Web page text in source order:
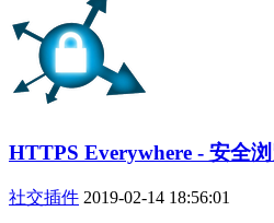
HTTPS Everywhere - 安全
社交插件 2019-02-14 18:56:01